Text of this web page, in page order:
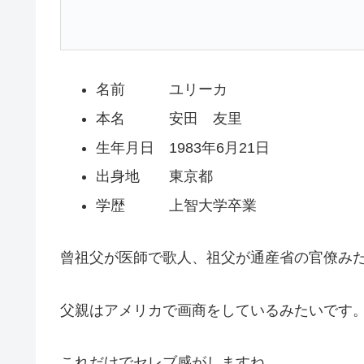
名前 ユリーカ
本名 安田 友里
生年月日 1983年6月21日
出身地 東京都
学歴 上智大学卒業
曾祖父が医師で歌人、祖父が通産省の官僚み
父親はアメリカで画商をしているみたいです。